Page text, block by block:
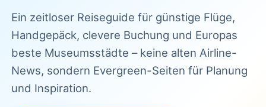
Ein zeitloser Reiseguide für günstige Flüge,
Handgepäck, clevere Buchung und Europas
beste Museumsstädte – keine alten Airline-
News, sondern Evergreen-Seiten für Planung
und Inspiration.